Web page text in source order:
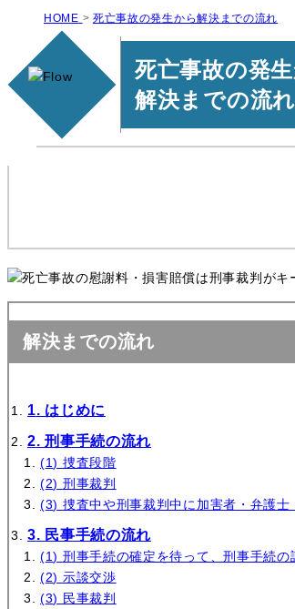
HOME > 死亡事故の発生から解決までの流れ
死亡事故の発
解決までの流れ
解決までの流れ
はじめに
刑事手続の流れ
捜査段階
刑事裁判
捜査中や刑事裁判中に加害者・弁護
民事手続の流れ
刑事手続の確定を待って、刑事手続の
示談交渉
民事裁判